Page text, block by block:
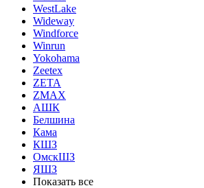
WestLake
Wideway
Windforce
Winrun
Yokohama
Zeetex
ZETA
ZMAX
АШК
Белшина
Кама
КШЗ
ОмскШЗ
ЯШЗ
Показать все